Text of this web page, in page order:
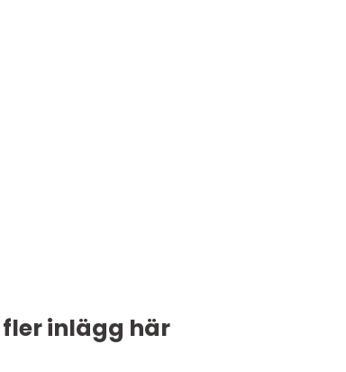
fler inlägg här